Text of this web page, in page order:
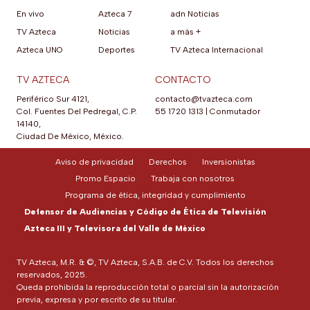
En vivo
TV Azteca
Azteca UNO
Azteca 7
Noticias
Deportes
adn Noticias
a más +
TV Azteca Internacional
TV AZTECA
Periférico Sur 4121,
Col. Fuentes Del Pedregal, C.P.
14140,
Ciudad De México, México.
CONTACTO
contacto@tvazteca.com
55 1720 1313
Conmutador
TV Azteca, M.R. & ©, TV Azteca, S.A.B. de C.V. Todos los derechos
reservados, 2025.
Queda prohibida la reproducción total o parcial sin la autorización
previa, expresa y por escrito de su titular.
Aviso de privacidad Derechos
Inversionistas
Promo Espacio
Trabaja con nosotros
Programa de ética, integridad y cumplimiento
Defensor de Audiencias y Código de Ética de Televisión
Azteca III y Televisora del Valle de México